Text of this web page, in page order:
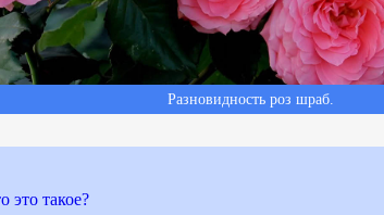
Разновидность роз шраб.
это такое?